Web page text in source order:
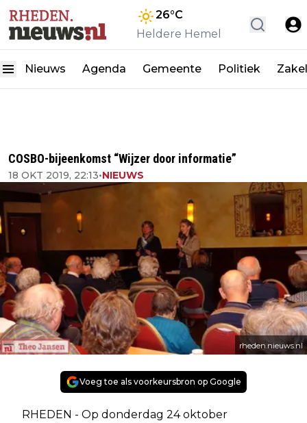
26°C
Heldere Hemel
Nieuws Agenda Gemeente Politiek
COSBO-bijeenkomst “Wijzer door informatie”
18 OKT 2019, 22:13•NIEUWS
rheden.nieuws.nl
Voeg toe als voorkeursbron op Google
RHEDEN - Op donderdag 24 oktober